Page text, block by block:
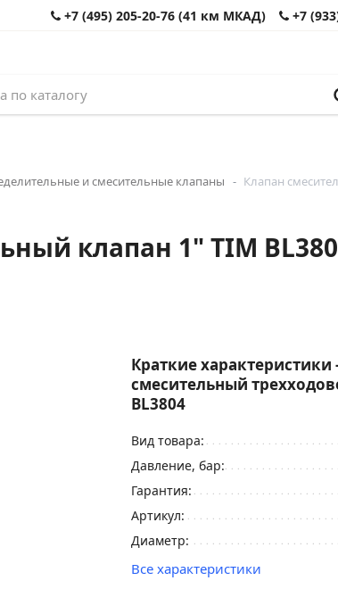
+7 (495) 205-20-76 (41 км МКАД) +7
и смесительные клапаны Клапан
клапан 1" TIM
Краткие характеристики
смесительный
BL3804
Вид товара:
Давление, бар:
Гарантия:
Артикул:
Диаметр:
Все характеристики